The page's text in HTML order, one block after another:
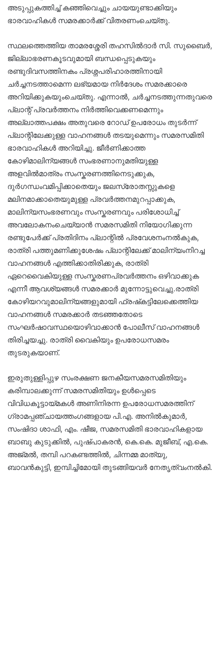
അടുപ്പുകത്തിച്ച് കഞ്ഞിവെച്ചും ചായയുണ്ടാക്കിയും
ഭാരവാഹികൾ സമരക്കാർക്ക് വിതരണംചെയ്തു.
സ്ഥലത്തെത്തിയ താമരശ്ശേരി തഹസിൽദാർ സി. സുബൈർ,
ജില്ലാഭരണകൂടവുമായി ബന്ധപ്പെടുകയും
രണ്ടുദിവസത്തിനകം പ്രശ്നപരിഹാരത്തിനായി
ചർച്ചനടത്താമെന്ന ലഭ്യമായ നിർദേശം സമരക്കാരെ
അറിയിക്കുകയുംചെയ്തു. എന്നാൽ, ചർച്ചനടത്തുന്നതുവരെ
പ്ലാന്റ് പ്രവർത്തനം നിർത്തിവെക്കണമെന്നും
അല്ലാത്തപക്ഷം അതുവരെ റോഡ് ഉപരോധം തുടർന്ന്
പ്ലാന്റിലേക്കുള്ള വാഹനങ്ങൾ തടയുമെന്നും സമരസമിതി
ഭാരവാഹികൾ അറിയിച്ചു. ജീർണിക്കാത്ത
കോഴിമാലിന്യങ്ങൾ സംഭരണാനുമതിയുള്ള
അളവിൽമാത്രം സംസ്കരണത്തിനെടുക്കുക,
ദുർഗന്ധംവമിപ്പിക്കാതെയും ജലസ്രോതസ്സുകളെ
മലിനമാക്കാതെയുമുള്ള പ്രവർത്തനമുറപ്പാക്കുക,
മാലിന്യസംഭരണവും സംസ്കരണവും പരിശോധിച്ച്
അവലോകനംചെയ്യാൻ സമരസമിതി നിയോഗിക്കുന്ന
രണ്ടുപേർക്ക് പ്രതിദിനം പ്ലാന്റിൽ പ്രവേശനംനൽകുക,
രാത്രി പത്തുമണിക്കുശേഷം പ്ലാന്റിലേക്ക് മാലിന്യംനിറച്ച
വാഹനങ്ങൾ എത്തിക്കാതിരിക്കുക, രാത്രി
ഏറെവൈകിയുള്ള സംസ്കരണപ്രവർത്തനം ഒഴിവാക്കുക
എന്നീ ആവശ്യങ്ങൾ സമരക്കാർ മുന്നോട്ടുവെച്ചു.രാത്രി
കോഴിയറവുമാലിന്യങ്ങളുമായി ഫ്രഷ്‌കട്ടിലേക്കെത്തിയ
വാഹനങ്ങൾ സമരക്കാർ തടഞ്ഞതോടെ
സംഘർഷാവസ്ഥയൊഴിവാക്കാൻ പോലീസ് വാഹനങ്ങൾ
തിരിച്ചയച്ചു. രാത്രി വൈകിയും ഉപരോധസമരം
തുടരുകയാണ്.
ഇരുതുള്ളിപ്പുഴ സംരക്ഷണ ജനകീയസമരസമിതിയും
കരിമ്പാലക്കുന്ന് സമരസമിതിയും ഉൾപ്പെടെ
വിവിധകൂട്ടായ്മകൾ അണിനിരന്ന ഉപരോധസമരത്തിന്
ഗ്രാമപ്പഞ്ചായത്തംഗങ്ങളായ പി.എ. അനിൽകുമാർ,
സംഷിദാ ശാഫി, എം. ഷീജ, സമരസമിതി ഭാരവാഹികളായ
ബാബു കുടുക്കിൽ, പുഷ്പാകരൻ, കെ.കെ. മുജീബ്, എ.കെ.
അജ്മൽ, തമ്പി പറകണ്ടത്തിൽ, ചിന്നമ്മ മാത്യു,
ബാവൻകുട്ടി, ഇമ്പിച്ചിമോയി തുടങ്ങിയവർ നേതൃത്വംനൽകി.